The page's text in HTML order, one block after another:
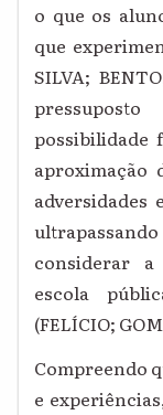
o que os
que
SILVA;
possibilidade
aproximação
adversidades
considerar
escola
(FELÍCIO;
Compreendo
e